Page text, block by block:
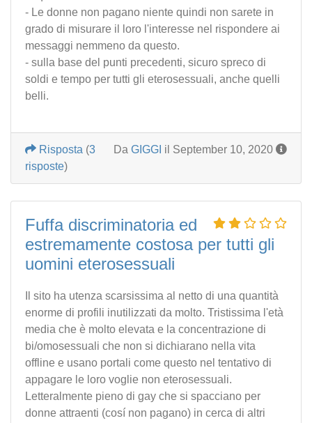
- Le donne non pagano niente quindi non sarete in
grado di misurare il loro l'interesse nel rispondere ai
messaggi nemmeno da questo.
- sulla base del punti precedenti, sicuro spreco di
soldi e tempo per tutti gli eterosessuali, anche quelli
belli.
Da GIGGI il September 10, 2020
Risposta (3
risposte)
Fuffa discriminatoria ed
estremamente costosa per tutti gli
uomini eterosessuali
Il sito ha utenza scarsissima al netto di una quantità
enorme di profili inutilizzati da molto. Tristissima l'età
media che è molto elevata e la concentrazione di
bi/omosessuali che non si dichiarano nella vita
offline e usano portali come questo nel tentativo di
appagare le loro voglie non eterosessuali.
Letteralmente pieno di gay che si spacciano per
donne attraenti (cosí non pagano) in cerca di altri